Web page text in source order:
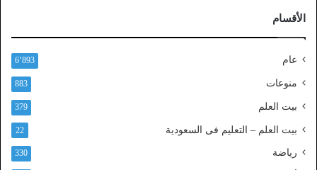
ا
ل
ف
ا
ا
ل
ط
الأقسام
عام 6٬893
منوعات 883
بيت العلم 379
بيت العلم – التعليم فى السعودية 22
رياضة 330